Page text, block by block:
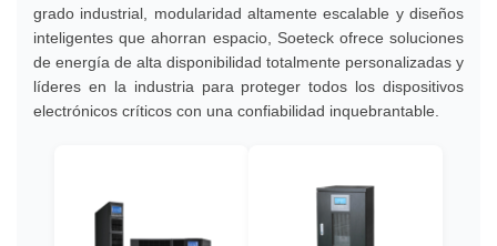
grado industrial, modularidad altamente escalable y diseños
inteligentes que ahorran espacio, Soeteck ofrece soluciones
de energía de alta disponibilidad totalmente personalizadas y
líderes en la industria para proteger todos los dispositivos
electrónicos críticos con una confiabilidad inquebrantable.